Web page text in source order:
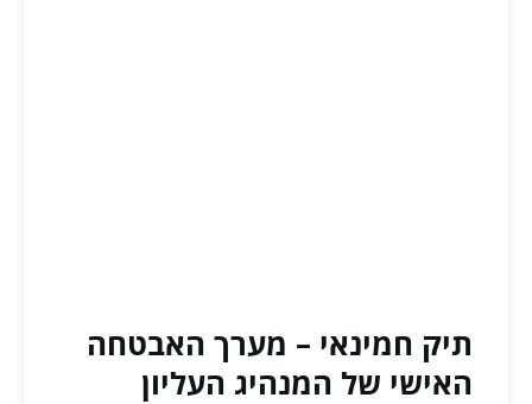
תיק חמינאי – מערך האבטחה
האישי של המנהיג העליון